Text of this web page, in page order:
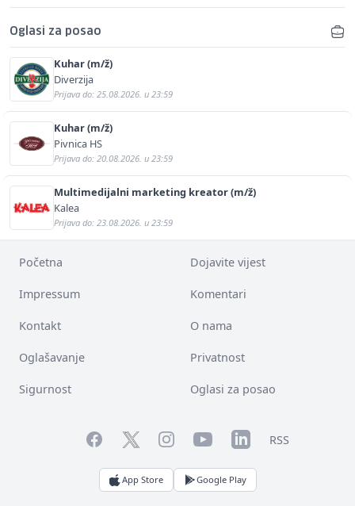
Oglasi za posao
Kuhar (m/ž)
Diverzija
Prijava do: 25.08.2026. u 23:59
Kuhar (m/ž)
Pivnica HS
Prijava do: 20.08.2026. u 23:59
Multimedijalni marketing kreator (m/ž)
Kalea
Prijava do: 23.08.2026. u 23:59
Početna Dojavite vijest
Impressum Komentari
Kontakt O nama
Oglašavanje Privatnost
Sigurnost Oglasi za posao
FacebookTwitterInstagramYouTubeLinkedInRSS
App Store Google Play